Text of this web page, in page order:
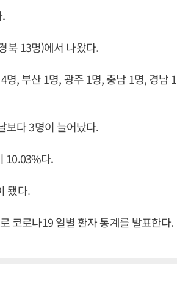
북 13명)에서 나왔다.
, 부산 1명, 광주 1명, 충남 1명, 경남 1
보다 3명이 늘어났다.
10.03%다.
됐다.
코로나19 일별 환자 통계를 발표한다.